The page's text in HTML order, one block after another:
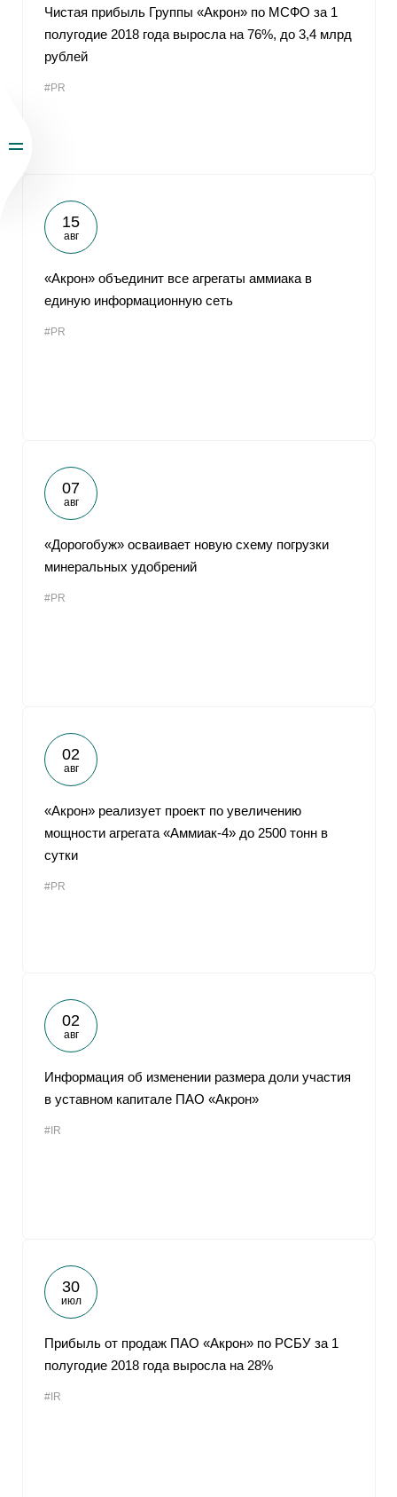
Чистая прибыль Группы «Акрон» по МСФО за 1
полугодие 2018 года выросла на 76%, до 3,4 млрд
рублей
#PR
15
авг
«Акрон» объединит все агрегаты аммиака в
единую информационную сеть
#PR
07
авг
«Дорогобуж» осваивает новую схему погрузки
минеральных удобрений
#PR
02
авг
«Акрон» реализует проект по увеличению
мощности агрегата «Аммиак-4» до 2500 тонн в
сутки
#PR
02
авг
Информация об изменении размера доли участия
в уставном капитале ПАО «Акрон»
#IR
30
июл
Прибыль от продаж ПАО «Акрон» по РСБУ за 1
полугодие 2018 года выросла на 28%
#IR